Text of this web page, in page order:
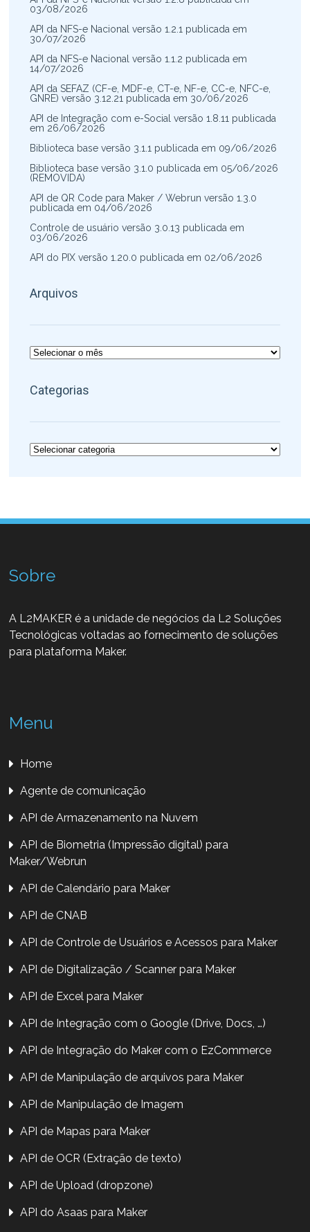
03/08/2026
API da NFS-e Nacional versão 1.2.1 publicada em
30/07/2026
API da NFS-e Nacional versão 1.1.2 publicada em
14/07/2026
API da SEFAZ (CF-e, MDF-e, CT-e, NF-e, CC-e, NFC-e,
GNRE) versão 3.12.21 publicada em 30/06/2026
API de Integração com e-Social versão 1.8.11 publicada
em 26/06/2026
Biblioteca base versão 3.1.1 publicada em 09/06/2026
Biblioteca base versão 3.1.0 publicada em 05/06/2026
(REMOVIDA)
API de QR Code para Maker / Webrun versão 1.3.0
publicada em 04/06/2026
Controle de usuário versão 3.0.13 publicada em
03/06/2026
API do PIX versão 1.20.0 publicada em 02/06/2026
Arquivos
Arquivos
Categorias
Categorias
Sobre
A L2MAKER é a unidade de negócios da L2 Soluções
Tecnológicas voltadas ao fornecimento de soluções
para plataforma Maker.
Menu
Home
Agente de comunicação
API de Armazenamento na Nuvem
API de Biometria (Impressão digital) para
Maker/Webrun
API de Calendário para Maker
API de CNAB
API de Controle de Usuários e Acessos para Maker
API de Digitalização / Scanner para Maker
API de Excel para Maker
API de Integração com o Google (Drive, Docs, …)
API de Integração do Maker com o EzCommerce
API de Manipulação de arquivos para Maker
API de Manipulação de Imagem
API de Mapas para Maker
API de OCR (Extração de texto)
API de Upload (dropzone)
API do Asaas para Maker